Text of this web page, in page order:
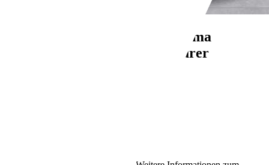
Titanium* Klima
*Automatik* Xenon*4-Türer